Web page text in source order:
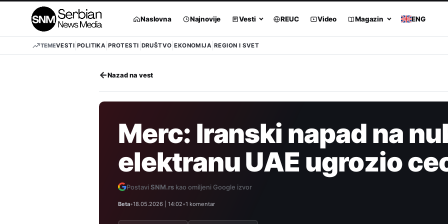
Naslovna Najnovije Vesti REUC Video Magazin ENG
TEMEVESTI POLITIKA PROTESTI DRUŠTVO EKONOMIJA REGION I SVET
←Nazad na vest
Merc: Iranski napad na
elektranu UAE ugrozio
PostaviSNM.rs kao omiljeni Google izvor
Beta•18.05.2026 | 14:02•1 komentar